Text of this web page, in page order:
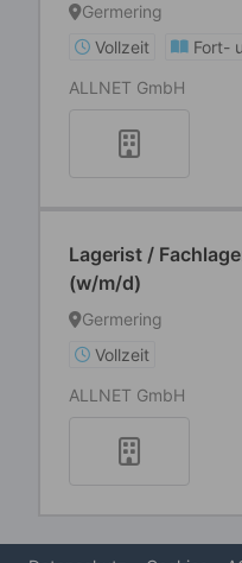
Germering
Vollzeit
Fort-
ALLNET GmbH
Lagerist /
(w/m/d)
Germering
Vollzeit
ALLNET GmbH